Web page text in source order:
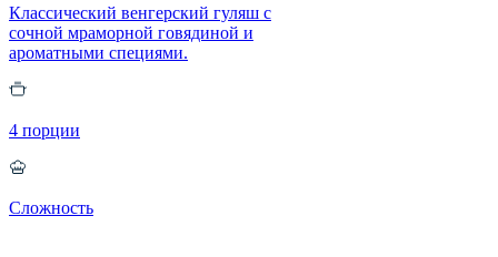
Классический венгерский гуляш с
сочной мраморной говядиной и
ароматными специями.
4 порции
Сложность